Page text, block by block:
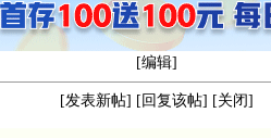
[编辑]
[发表新帖] [ 回复该帖] [关闭]